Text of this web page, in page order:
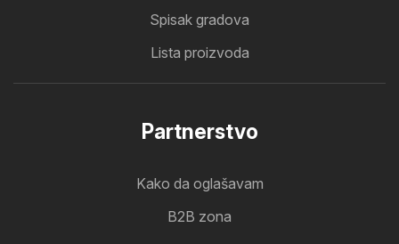
Spisak gradova
Lista proizvoda
Partnerstvo
Kako da oglašavam
B2B zona